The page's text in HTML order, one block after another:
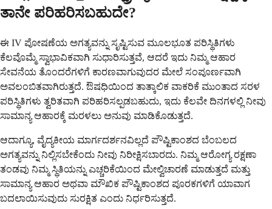
ತಾನೇ ಪರಿಹರಿಸಬಹುದೇ?
ಈ IV ಪೋಷಣೆಯ ಅಗತ್ಯವನ್ನು ಸೃಷ್ಟಿಸುವ ಮೂಲಭೂತ ಪರಿಸ್ಥಿತಿಗಳು
ಕೆಲವೊಮ್ಮೆ ಸ್ವಾಭಾವಿಕವಾಗಿ ಸುಧಾರಿಸುತ್ತವೆ, ಆದರೆ ಇದು ನಿಮ್ಮ ಆಹಾರ
ಸೇವನೆಯ ತೊಂದರೆಗಳಿಗೆ ಕಾರಣವಾಗುವುದರ ಮೇಲೆ ಸಂಪೂರ್ಣವಾಗಿ
ಅವಲಂಬಿತವಾಗಿರುತ್ತದೆ. ಔಷಧಿಯಿಂದ ತಾತ್ಕಾಲಿಕ ವಾಕರಿಕೆ ಮುಂತಾದ ಸರಳ
ಪರಿಸ್ಥಿತಿಗಳು ತ್ವರಿತವಾಗಿ ಪರಿಹರಿಸಲ್ಪಡಬಹುದು, ಇದು ಕೆಲವೇ ದಿನಗಳಲ್ಲಿ ನೀವು
ಸಾಮಾನ್ಯ ಆಹಾರಕ್ಕೆ ಮರಳಲು ಅನುವು ಮಾಡಿಕೊಡುತ್ತದೆ.
ಆದಾಗ್ಯೂ, ವೈದ್ಯಕೀಯ ಮಾರ್ಗದರ್ಶನವಿಲ್ಲದೆ ಪೌಷ್ಟಿಕಾಂಶದ ಬೆಂಬಲದ
ಅಗತ್ಯವನ್ನು ನಿಲ್ಲಿಸಬೇಕೆಂದು ನೀವು ನಿರೀಕ್ಷಿಸಬಾರದು. ನಿಮ್ಮ ಆರೋಗ್ಯ ರಕ್ಷಣಾ
ತಂಡವು ನಿಮ್ಮ ಸ್ಥಿತಿಯನ್ನು ಎಚ್ಚರಿಕೆಯಿಂದ ಮೇಲ್ವಿಚಾರಣೆ ಮಾಡುತ್ತದೆ ಮತ್ತು
ಸಾಮಾನ್ಯ ಆಹಾರ ಅಥವಾ ಮೌಖಿಕ ಪೌಷ್ಟಿಕಾಂಶದ ಪೂರಕಗಳಿಗೆ ಯಾವಾಗ
ಬದಲಾಯಿಸುವುದು ಸುರಕ್ಷಿತ ಎಂದು ನಿರ್ಧರಿಸುತ್ತದೆ.